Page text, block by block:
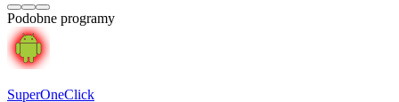
Podobne programy
SuperOneClick